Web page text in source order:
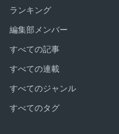
ランキング
編集部メンバー
すべての記事
すべての連載
すべてのジャンル
すべてのタグ